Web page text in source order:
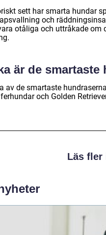
sett har smarta hundar
och
otåliga och uttråkade
är de smartaste
av de smartaste
och Golden
Läs fler